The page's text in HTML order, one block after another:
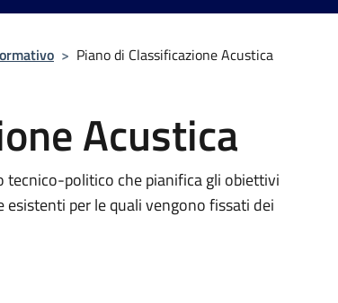
> Piano di Classificazione Acustica
Acustica
tecnico-politico che pianifica gli obiettivi
per le quali vengono fissati dei